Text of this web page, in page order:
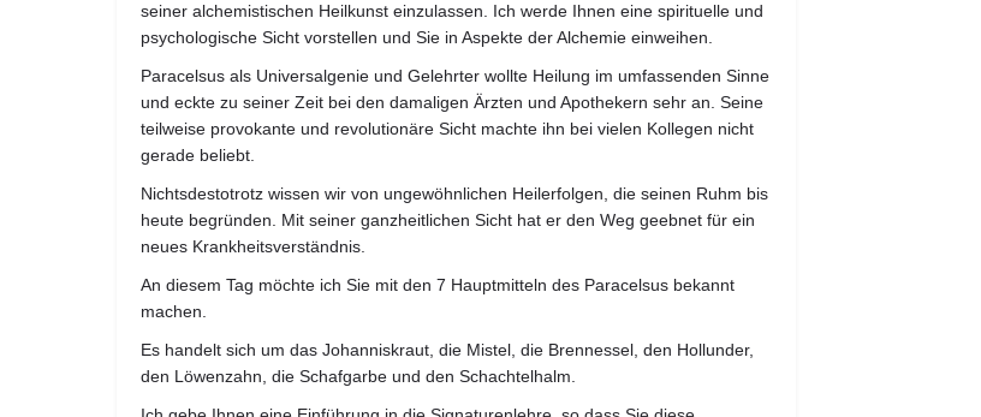
seiner alchemistischen Heilkunst einzulassen. Ich werde Ihnen eine spirituelle und
psychologische Sicht vorstellen und Sie in Aspekte der Alchemie einweihen.
Paracelsus als Universalgenie und Gelehrter wollte Heilung im umfassenden Sinne
und eckte zu seiner Zeit bei den damaligen Ärzten und Apothekern sehr an. Seine
teilweise provokante und revolutionäre Sicht machte ihn bei vielen Kollegen nicht
gerade beliebt.
Nichtsdestotrotz wissen wir von ungewöhnlichen Heilerfolgen, die seinen Ruhm bis
heute begründen. Mit seiner ganzheitlichen Sicht hat er den Weg geebnet für ein
neues Krankheitsverständnis.
An diesem Tag möchte ich Sie mit den 7 Hauptmitteln des Paracelsus bekannt
machen.
Es handelt sich um das Johanniskraut, die Mistel, die Brennessel, den Hollunder,
den Löwenzahn, die Schafgarbe und den Schachtelhalm.